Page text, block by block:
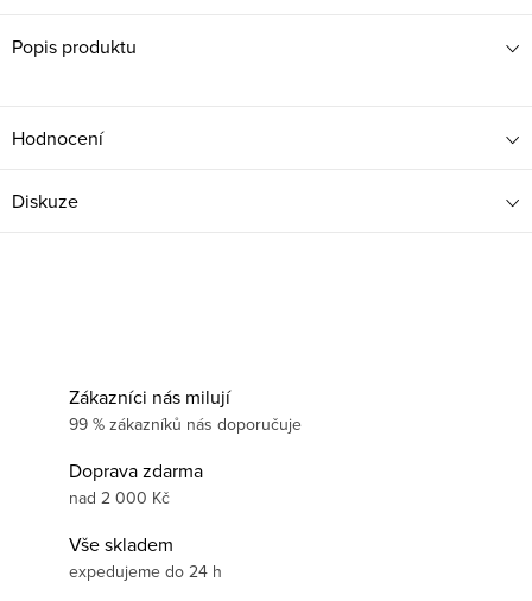
Popis produktu
Hodnocení
Diskuze
Zákazníci nás milují
99 % zákazníků nás doporučuje
Doprava zdarma
nad 2 000 Kč
Vše skladem
expedujeme do 24 h